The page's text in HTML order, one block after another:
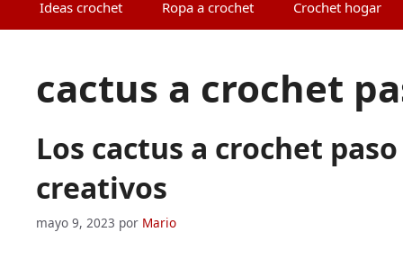
Ideas crochet Ropa a crochet Crochet hogar
cactus a crochet
Los cactus a crochet
creativos
mayo 9, 2023 por Mario